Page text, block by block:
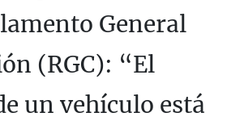
General
(RGC): “El
un vehículo está